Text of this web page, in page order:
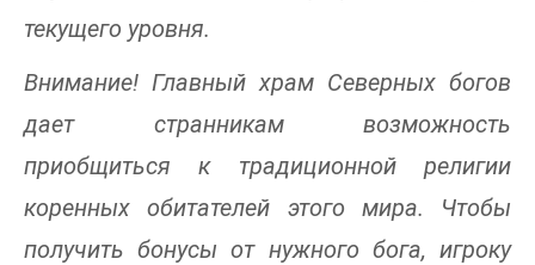
текущего уровня.
Внимание! Главный храм Северных богов
дает странникам возможность
приобщиться к традиционной религии
коренных обитателей этого мира. Чтобы
получить бонусы от нужного бога, игроку